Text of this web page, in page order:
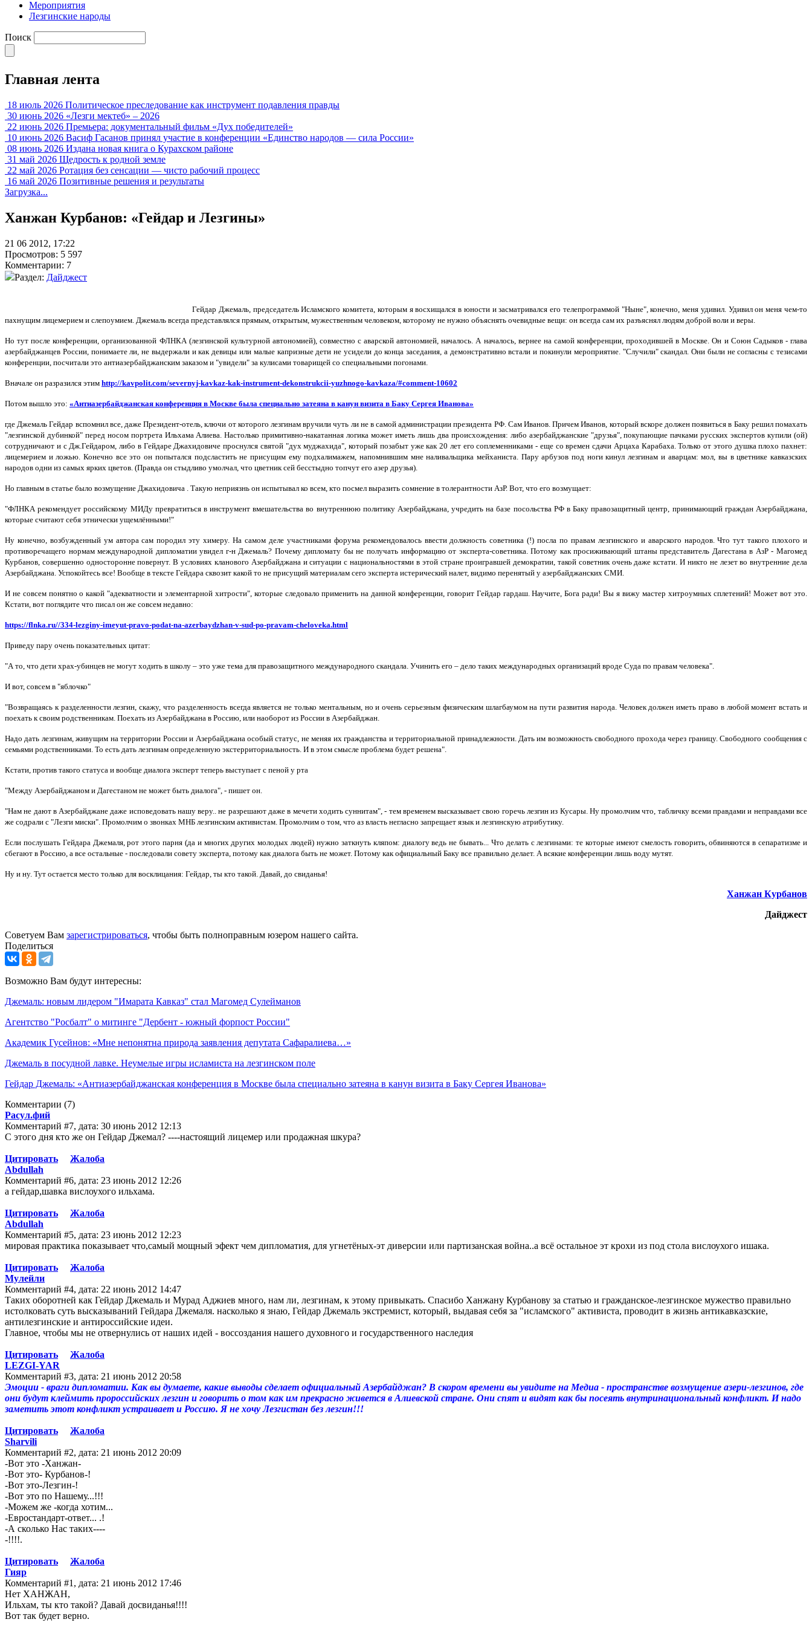
Мероприятия
Лезгинские народы
Поиск
Главная лента
18 июль 2026 Политическое преследование как инструмент подавления правды
30 июнь 2026 «Лезги мектеб» – 2026
22 июнь 2026 Премьера: документальный фильм «Дух победителей»
10 июнь 2026 Васиф Гасанов принял участие в конференции «Единство народов — сила России»
08 июнь 2026 Издана новая книга о Курахском районе
31 май 2026 Щедрость к родной земле
22 май 2026 Ротация без сенсации — чисто рабочий процесс
16 май 2026 Позитивные решения и результаты
Загрузка...
Ханжан Курбанов: «Гейдар и Лезгины»
21 06 2012, 17:22
Просмотров: 5 597
Комментарии: 7
Раздел: Дайджест
Гейдар Джемаль, председатель Исламского комитета, которым я восхищался в юности и засматривался его телепрограммой "Ныне", конечно, меня удивил. Удивил он меня чем-то
пахнущим лицемерием и слепоумием. Джемаль всегда представлялся прямым, открытым, мужественным человеком, которому не нужно объяснять очевидные вещи: он всегда сам их разъяснял людям доброй воли и веры.
Но тут после конференции, организованной ФЛНКА (лезгинской культурной автономией), совместно с аварской автономией, началось. А началось, вернее на самой конференции, проходившей в Москве. Он и Союн Садыков - глава
азербайджанцев России, понимаете ли, не выдержали и как девицы или малые капризные дети не усидели до конца заседания, а демонстративно встали и покинули мероприятие. "Случили" скандал. Они были не согласны с тезисами
конференции, посчитали это антиазербайджанским заказом и "увидели" за кулисами товарищей со специальными погонами.
Вначале он разразился этим http://kavpolit.com/severnyj-kavkaz-kak-instrument-dekonstrukcii-yuzhnogo-kavkaza/#comment-10602
Потом вышло это: «Антиазербайджанская конференция в Москве была специально затеяна в канун визита в Баку Сергея Иванова»
где Джемаль Гейдар вспомнил все, даже Президент-отель, ключи от которого лезгинам вручили чуть ли не в самой администрации президента РФ. Сам Иванов. Причем Иванов, который вскоре должен появиться в Баку решил помахать
"лезгинской дубинкой" перед носом портрета Ильхама Алиева. Настолько примитивно-накатанная логика может иметь лишь два происхождения: либо азербайджанские "друзья", покупающие пачками русских экспертов купили (ой)
сотрудничают и с Дж.Гейдаром, либо в Гейдаре Джахидовиче проснулся святой "дух муджахида", который позабыт уже как 20 лет его соплеменниками - еще со времен сдачи Арцаха Карабаха. Только от этого душка плохо пахнет:
лицемерием и ложью. Конечно все это он попытался подсластить не присущим ему подхалимажем, напомнившим мне наливальщика мейханиста. Пару арбузов под ноги кинул лезгинам и аварцам: мол, вы в цветнике кавказских
народов одни из самых ярких цветов. (Правда он стыдливо умолчал, что цветник сей бесстыдно топчут его азер друзья).
Но главным в статье было возмущение Джахидовича . Такую неприязнь он испытывал ко всем, кто посмел выразить сомнение в толерантности АзР. Вот, что его возмущает:
"ФЛНКА рекомендует российскому МИДу превратиться в инструмент вмешательства во внутреннюю политику Азербайджана, учредить на базе посольства РФ в Баку правозащитный центр, принимающий граждан Азербайджана,
которые считают себя этнически ущемлёнными!"
Ну конечно, возбужденный ум автора сам породил эту химеру. На самом деле участниками форума рекомендовалось ввести должность советника (!) посла по правам лезгинского и аварского народов. Что тут такого плохого и
противоречащего нормам международной дипломатии увидел г-н Джемаль? Почему дипломату бы не получать информацию от эксперта-советника. Потому как просиживающий штаны представитель Дагестана в АзР - Магомед
Курбанов, совершенно односторонне повернут. В условиях кланового Азербайджана и ситуации с национальностями в этой стране проигравшей демократии, такой советник очень даже кстати. И никто не лезет во внутренние дела
Азербайджана. Успокойтесь все! Вообще в тексте Гейдара сквозит какой то не присущий материалам сего эксперта истерический налет, видимо перенятый у азербайджанских СМИ.
И не совсем понятно о какой "адекватности и элементарной хитрости", которые следовало применить на данной конференции, говорит Гейдар гардаш. Научите, Бога ради! Вы я вижу мастер хитроумных сплетений! Может вот это.
Кстати, вот поглядите что писал он же совсем недавно:
https://flnka.ru//334-lezginy-imeyut-pravo-podat-na-azerbaydzhan-v-sud-po-pravam-cheloveka.html
Приведу пару очень показательных цитат:
"А то, что дети храх-убинцев не могут ходить в школу – это уже тема для правозащитного международного скандала. Учинить его – дело таких международных организаций вроде Суда по правам человека".
И вот, совсем в "яблочко"
"Возвращаясь к разделенности лезгин, скажу, что разделенность всегда является не только ментальным, но и очень серьезным физическим шлагбаумом на пути развития народа. Человек должен иметь право в любой момент встать и
поехать к своим родственникам. Поехать из Азербайджана в Россию, или наоборот из России в Азербайджан.
Надо дать лезгинам, живущим на территории России и Азербайджана особый статус, не меняя их гражданства и территориальной принадлежности. Дать им возможность свободного прохода через границу. Свободного сообщения с
семьями родственниками. То есть дать лезгинам определенную экстерриториальность. И в этом смысле проблема будет решена".
Кстати, против такого статуса и вообще диалога эксперт теперь выступает с пеной у рта
"Между Азербайджаном и Дагестаном не может быть диалога", - пишет он.
"Нам не дают в Азербайджане даже исповедовать нашу веру.. не разрешают даже в мечети ходить суннитам", - тем временем высказывает свою горечь лезгин из Кусары. Ну промолчим что, табличку всеми правдами и неправдами все
же содрали с "Лезги миски". Промолчим о звонках МНБ лезгинским активистам. Промолчим о том, что аз власть негласно запрещает язык и лезгинскую атрибутику.
Если послушать Гейдара Джемаля, рот этого парня (да и многих других молодых людей) нужно заткнуть кляпом: диалогу ведь не бывать... Что делать с лезгинами: те которые имеют смелость говорить, обвиняются в сепаратизме и
сбегают в Россию, а все остальные - последовали совету эксперта, потому как диалога быть не может. Потому как официальный Баку все правильно делает. А всякие конференции лишь воду мутят.
Ну и ну. Тут остается место только для восклицания: Гейдар, ты кто такой. Давай, до свиданья!
Ханжан Курбанов
Дайджест
Советуем Вам зарегистрироваться, чтобы быть полноправным юзером нашего сайта.
Поделиться
Возможно Вам будут интересны:
Джемаль: новым лидером "Имарата Кавказ" стал Магомед Сулейманов
Агентство "Росбалт" о митинге "Дербент - южный форпост России"
Академик Гусейнов: «Мне непонятна природа заявления депутата Сафаралиева…»
Джемаль в посудной лавке. Неумелые игры исламиста на лезгинском поле
Гейдар Джемаль: «Антиазербайджанская конференция в Москве была специально затеяна в канун визита в Баку Сергея Иванова»
Комментарии (7)
Расул.фий
Комментарий #7, дата: 30 июнь 2012 12:13
С этого дня кто же он Гейдар Джемал? ----настоящий лицемер или продажная шкура?
Цитировать
Жалоба
Abdullah
Комментарий #6, дата: 23 июнь 2012 12:26
а гейдар,шавка вислоухого ильхама.
Цитировать
Жалоба
Abdullah
Комментарий #5, дата: 23 июнь 2012 12:23
мировая практика показывает что,самый мощный эфект чем дипломатия, для угнетёных-эт диверсии или партизанская война..а всё остальное эт крохи из под стола вислоухого ишака.
Цитировать
Жалоба
Мулейли
Комментарий #4, дата: 22 июнь 2012 14:47
Таких оборотней как Гейдар Джемаль и Мурад Аджиев много, нам ли, лезгинам, к этому привыкать. Спасибо Ханжану Курбанову за статью и гражданское-лезгинское мужество правильно
истолковать суть высказываний Гейдара Джемаля. насколько я знаю, Гейдар Джемаль экстремист, который, выдавая себя за "исламского" активиста, проводит в жизнь антикавказские,
антилезгинские и антироссийские идеи.
Главное, чтобы мы не отвернулись от наших идей - воссоздания нашего духовного и государственного наследия
Цитировать
Жалоба
LEZGI-YAR
Комментарий #3, дата: 21 июнь 2012 20:58
Эмоции - враги дипломатии. Как вы думаете, какие выводы сделает официальный Азербайджан? В скором времени вы увидите на Медиа - пространстве возмущение азери-лезгинов, где
они будут клеймить пророссийских лезгин и говорить о том как им прекрасно живется в Алиевской стране. Они спят и видят как бы посеять внутринациональный конфликт. И надо
заметить этот конфликт устраивает и Россию. Я не хочу Лезгистан без лезгин!!!
Цитировать
Жалоба
Sharvili
Комментарий #2, дата: 21 июнь 2012 20:09
-Вот это -Ханжан-
-Вот это- Курбанов-!
-Вот это-Лезгин-!
-Вот это по Нашему...!!!
-Можем же -когда хотим...
-Евростандарт-ответ... .!
-А сколько Нас таких----
-!!!!.
Цитировать
Жалоба
Гияр
Комментарий #1, дата: 21 июнь 2012 17:46
Нет ХАНЖАН,
Ильхам, ты кто такой? Давай досвиданья!!!!
Вот так будет верно.